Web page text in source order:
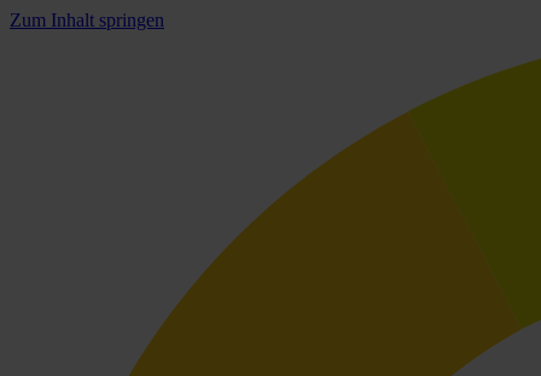
Zum Inhalt springen